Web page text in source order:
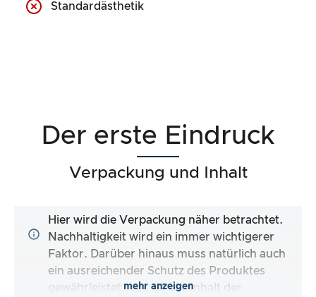
Standardästhetik
Der erste Eindruck
Verpackung und Inhalt
Hier wird die Verpackung näher betrachtet.
Nachhaltigkeit wird ein immer wichtigerer
Faktor. Darüber hinaus muss natürlich auch
ein ausreichender Schutz des Produktes
gewährleistet sein. Ist der Inhalt der
mehr anzeigen